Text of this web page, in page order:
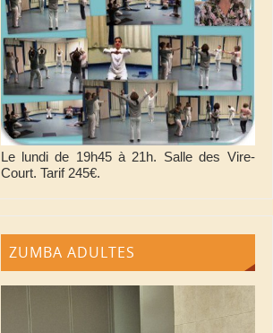
Le lundi de 19h45 à 21h. Salle des Vire-
Court. Tarif 245€.
ZUMBA ADULTES